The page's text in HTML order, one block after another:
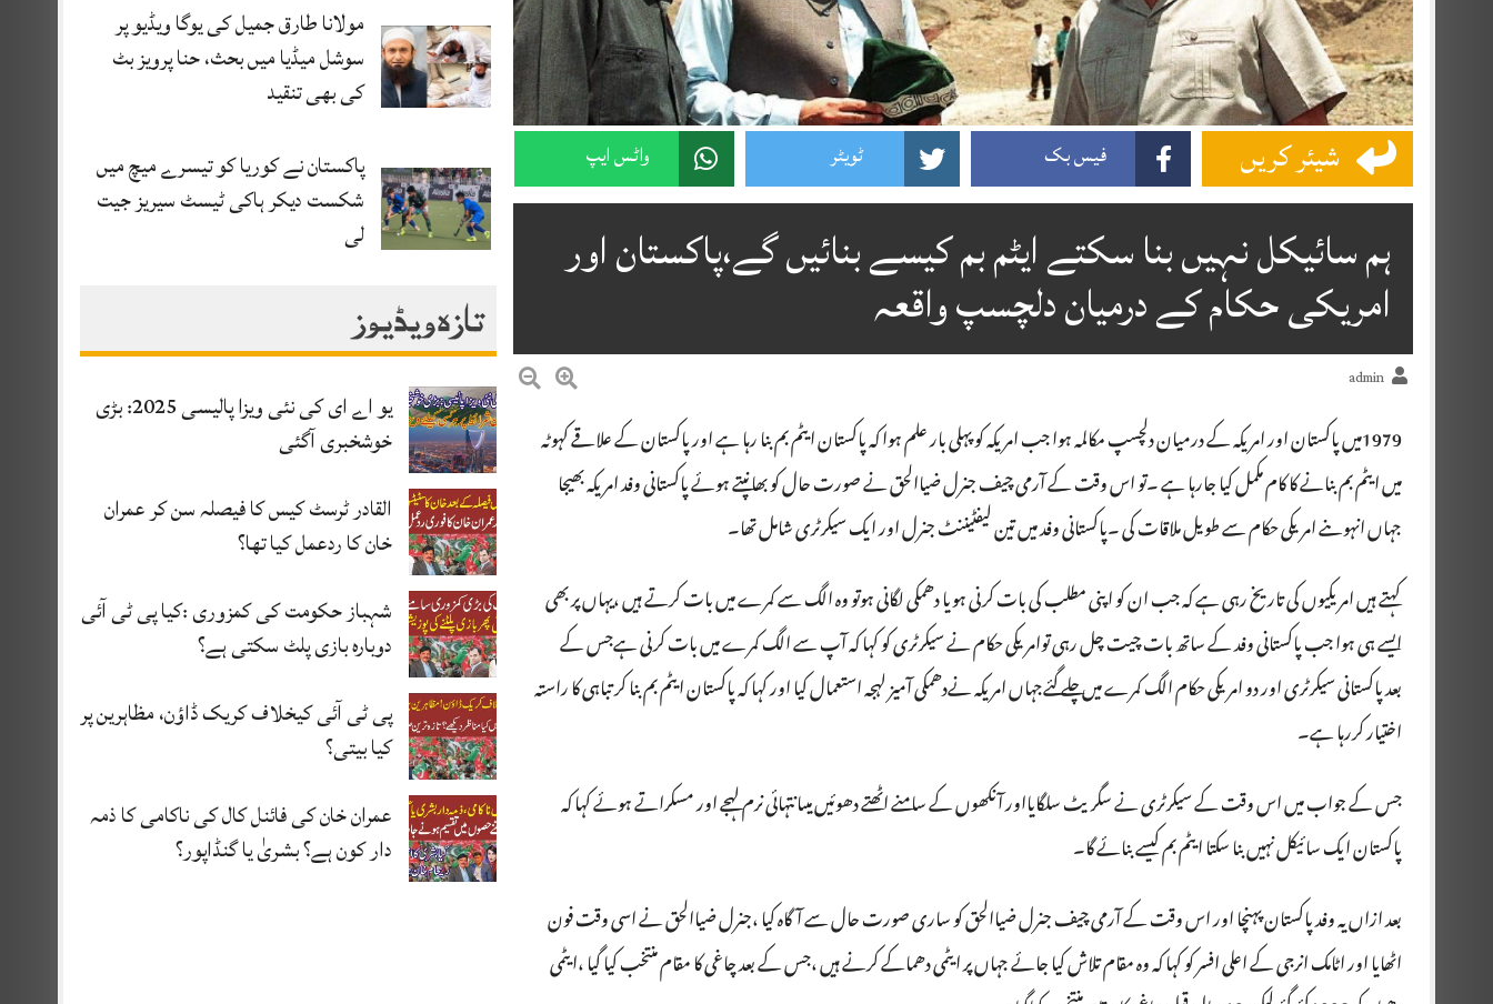
مولانا طارق جمیل کی یوگا ویڈیو پر
سوشل میڈیا میں بحث، حنا پرویز بٹ
کی بھی تنقید
پاکستان نے کوریا کو تیسرے میچ میں
شکست دیکر ہاکی ٹیسٹ سیریز جیت
لی
تازہ ویڈیوز
یو اے ای کی نئی ویزا پالیسی 2025: بڑی
خوشخبری آگئی
القادر ٹرسٹ کیس کا فیصلہ سن کر عمران
خان کا ردعمل کیا تھا؟
شہباز حکومت کی کمزوری :کیا پی ٹی آئی
دوبارہ بازی پلٹ سکتی ہے؟
پی ٹی آئی کیخلاف کریک ڈاؤن، مظاہرین پر
کیا بیتی؟
عمران خان کی فائنل کال کی ناکامی کا ذمہ
دار کون ہے؟ بشریٰ یا گنڈاپور؟
شیئر کریں فیس بک ٹویٹر واٹس ایپ
ہم سائیکل نہیں بنا سکتے ایٹم بم کیسے بنائیں گے،پاکستان اور
امریکی حکام کے درمیان دلچسپ واقعہ
admin
1979میں پاکستان اور امریکہ کے درمیان دلچسپ مکالمہ ہوا جب امریکہ کو پہلی بار علم ہوا کہ پاکستان ایٹم بم بنا رہا ہے اور پاکستان کے علاقے کہوٹہ
میں ایٹم بم بنانے کا کام مکمل کیا جارہا ہے ۔تو اس وقت کے آرمی چیف جنرل ضیاالحق نے صورت حال کو بھانپتے ہوئے پاکستانی وفد امریکہ بھیجا
جہاں انہوںنے امریکی حکام سے طویل ملاقات کی ۔پاکستانی وفد میں تین لیفٹیننٹ جنرل اور ایک سیکرٹری شامل تھا۔
کہتے ہیں امریکیوں کی تاریخ رہی ہے کہ جب ان کو اپنی مطلب کی بات کرنی ہویا دھمکی لگانی ہوتو وہ الگ سے کمرے میں بات کرتے ہیں ،یہاں پر بھی
ایسے ہی ہوا جب پاکستانی وفد کے ساتھ بات چیت چل رہی توامریکی حکام نے سیکرٹری کو کہا کہ آپ سے الگ کمرے میں بات کرنی ہےجس کے
بعدپاکستانی سیکرٹری اور دو امریکی حکام الگ کمرے میں چلے گئےجہاں امریکہ نےدھمکی آمیز لہجہ استعمال کیا اور کہا کہ پاکستان ایٹم بم بنا کر تباہی کا راستہ
اختیار کررہا ہے۔
جس کے جواب میں اس وقت کے سیکرٹری نے سگریٹ سلگایااور آنکھوں کے سامنے اٹھتے دھوئیں میںانتہائی نرم لہجے اور مسکراتے ہوئے کہا کہ
پاکستان ایک سائیکل نہیں بنا سکتا ایٹم بم کیسے بنائے گا۔
بعد ازاں یہ وفد پاکستان پہنچا اور اس وقت کے آرمی چیف جنرل ضیاالحق کو ساری صورت حال سے آگاہ کیا ،جنرل ضیاالحق نے اسی وقت فون
اٹھایا اور اٹامک انرجی کے اعلی افسر کو کہا کہ وہ مقام تلاش کیا جائے جہاں پر ایٹمی دھماکے کرنے ہیں ،جس کے بعد چاغی کا مقام منتخب کیا گیا ،ایٹمی